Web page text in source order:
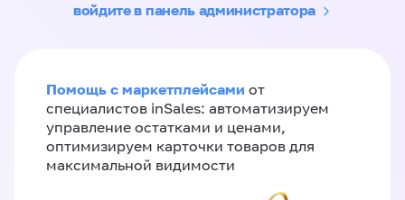
войдите в панель администратора
Помощь с маркетплейсами от
специалистов inSales: автоматизируем
управление остатками и ценами,
оптимизируем карточки товаров для
максимальной видимости